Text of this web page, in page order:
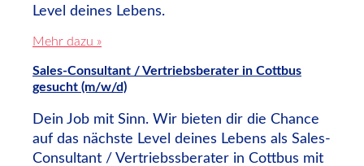
Level deines Lebens.
Mehr dazu »
Sales-Consultant / Vertriebsberater in Cottbus
gesucht (m/w/d)
Dein Job mit Sinn. Wir bieten dir die Chance
auf das nächste Level deines Lebens als Sales-
Consultant / Vertriebssberater in Cottbus mit